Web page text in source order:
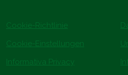
Cookie-Richtlinie
Cookie-Einstellungen
Informativa Privacy